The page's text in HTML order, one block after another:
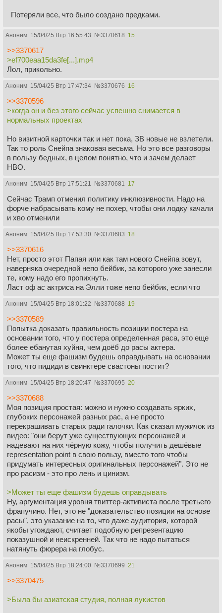
Потеряли все, что было создано предками.
Аноним 15/04/25 Втр 16:55:43 №3370618 15
>>3370617
>ef700eaa15da3fe[...].mp4
Лол, прикольно.
Аноним 15/04/25 Втр 17:47:34 №3370676 16
>>3370596
>когда он и без этого сейчас успешно снимается в
нормальных проектах
Но визитной карточки так и нет пока, ЗВ новые не взлетели.
Так то роль Снейпа знаковая весьма. Но это все разговоры
в пользу бедных, в целом понятно, что и зачем делает
HBO.
Аноним 15/04/25 Втр 17:51:21 №3370681 17
Сейчас Трамп отменил политику инклюзивности. Надо на
форче набрасывать кому не похер, чтобы они лодку качали
и хво отменили
Аноним 15/04/25 Втр 17:53:30 №3370683 18
>>3370616
Нет, просто этот Папая или как там нового Снейпа зовут,
наверняка очередной непо бейбик, за которого уже занесли
те, кому надо его пропихнуть.
Ласт оф ас актриса на Элли тоже непо бейбик, если что
Аноним 15/04/25 Втр 18:01:22 №3370688 19
>>3370589
Попытка доказать правильность позиции постера на
основании того, что у постера определенная раса, это еще
более ебанутая хуйня, чем доёб до расы актера.
Может ты еще фашизм будешь оправдывать на основании
того, что пидиди в свинктере свастоны постит?
Аноним 15/04/25 Втр 18:20:47 №3370695 20
>>3370688
Моя позиция простая: можно и нужно создавать ярких,
глубоких персонажей разных рас, а не просто
перекрашивать старых ради галочки. Как сказал мужичок из
видео: "они берут уже существующих персонажей и
надевают на них чёрную кожу, чтобы получить дешёвые
representation point в свою пользу, вместо того чтобы
придумать интересных оригинальных персонажей". Это не
про расизм - это про лень и цинизм.
>Может ты еще фашизм будешь оправдывать
Ну, аргументация уровня твиттер-активиста после третьего
фрапучино. Нет, это не "доказательство позиции на основе
расы", это указание на то, что даже аудитория, которой
якобы угождают, считает подобную репрезентацию
показушной и неискренней. Так что не надо пытаться
натянуть фюрера на глобус.
Аноним 15/04/25 Втр 18:24:00 №3370699 21
>>3370475
>Была бы азиатская студия, полная лукистов